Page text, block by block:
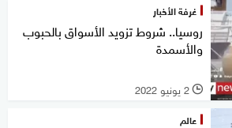
غرفة الأخبار
روسيا.. شروط تزويد الأسواق بالحبوب
والأسمدة
l 2 يونيو 2022
عالم